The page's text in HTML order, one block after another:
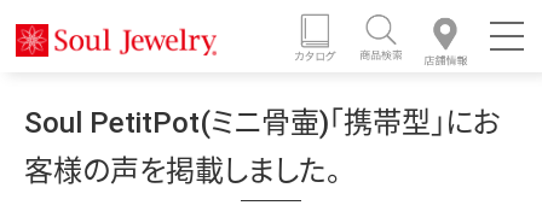
Soul PetitPot(ミニ骨壷)「携帯型」にお
客様の声を掲載しました。